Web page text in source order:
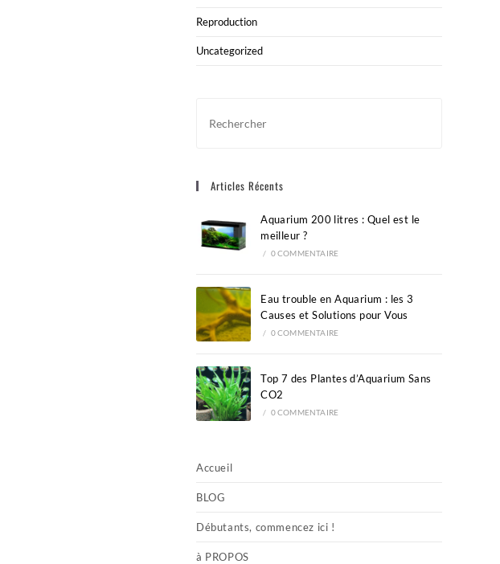
Reproduction
Uncategorized
Articles Récents
Aquarium 200 litres : Quel est le
meilleur ?
/ 0 COMMENTAIRE
Eau trouble en Aquarium : les 3
Causes et Solutions pour Vous
/ 0 COMMENTAIRE
Top 7 des Plantes d’Aquarium Sans
CO2
/ 0 COMMENTAIRE
Accueil
BLOG
Débutants, commencez ici !
à PROPOS